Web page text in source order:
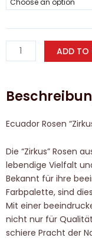
ADD TO
Ecuador Rosen
Die “Zirkus” Rosen
lebendige Vielfalt
Bekannt für ihre
Farbpalette, sind
Mit einer
nicht nur für
schiere Pracht der